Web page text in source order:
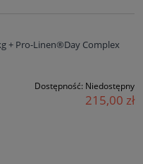
+ Pro-Linen®Day Complex
Dostępność: Niedostępny
215,00 zł